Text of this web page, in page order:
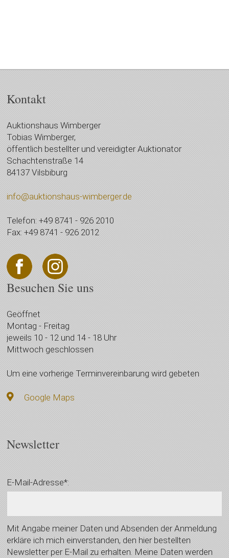
Kontakt
Auktionshaus Wimberger
Tobias Wimberger,
öffentlich bestellter und vereidigter Auktionator
Schachtenstraße 14
84137 Vilsbiburg
info@auktionshaus-wimberger.de
Telefon: +49 8741 - 926 2010
Fax: +49 8741 - 926 2012
Besuchen Sie uns
Geöffnet
Montag - Freitag
jeweils 10 - 12 und 14 - 18 Uhr
Mittwoch geschlossen
Um eine vorherige Terminvereinbarung wird gebeten
Google Maps
Newsletter
E-Mail-Adresse*:
Mit Angabe meiner Daten und Absenden der Anmeldung
erkläre ich mich einverstanden, den hier bestellten
Newsletter per E-Mail zu erhalten. Meine Daten werden